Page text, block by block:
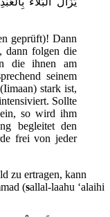
geprüft)! Dann
dann folgen die
die ihnen am
seinem
(Iimaan) stark ist,
Sollte
so wird ihm
begleitet den
frei von jeder
zu ertragen, kann
(sallal-laahu ‘alaihi